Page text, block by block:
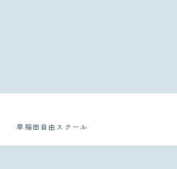
早稲田自由スクール